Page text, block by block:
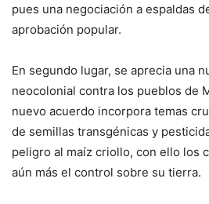
pues una negociación a espaldas
aprobación popular.
En segundo lugar, se aprecia una
neocolonial contra los pueblos de
nuevo acuerdo incorpora temas
de semillas transgénicas y
peligro al maíz criollo, con ello los
aún más el control sobre su tierra.